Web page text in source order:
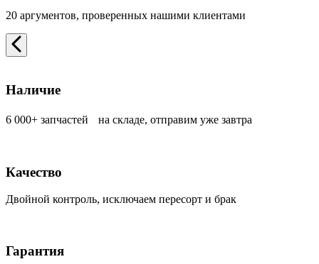
20 аргументов, проверенных нашими клиентами
Наличие
6 000+ запчастей на складе, отправим уже завтра
Качество
Двойной контроль, исключаем пересорт и брак
Гарантия